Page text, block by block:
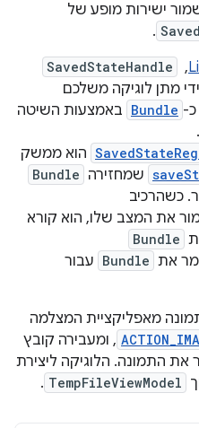
ישירות מופע של
.
, ‏
SavedStateHandle
מתן לוגיקה משלכם
כ- Bundle באמצעות השיטה
.
הוא ממשק
שמחזירה Bundle
כשהרכיב
את המצב שלו, הוא קורא
Bundle
את Bundle עבור
מאפליקציית המצלמה
, ומעבירה קובץ
את התמונה. הלוגיקה ליצירת
TempFileViewModel
.